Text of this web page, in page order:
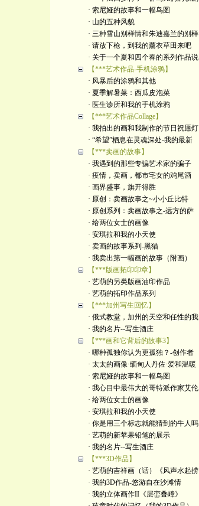
· 索尼娅的故事和一幅鸟图
· 山的五种风貌
· 三种雪山别样情和朱迪嘉兰的别样
· 请放下枪，到我的薰衣草田来吧
· 关于一个夏和四个春的系列作品说
【***艺术作品-手机涂鸦】
· 风暴后的涂鸦和其他
· 夏季解暑菜：西瓜皮泡菜
· 医生诊所和我的手机涂鸦
【***艺术作品Collage】
· 我拍出的画和我制作的节日祝愿灯
· “希望”栖息在灵魂深处-我的最新
【***卖画的故事】
· 我遇到的那些专骗艺术家的骗子
· 疫情，卖画，都市宅女的鸡尾酒
· 画界盛事，旗开得胜
· 原创：卖画故事之~小小丘比特
· 原创系列：卖画故事之-远方的萨
· 给两位女士的画像
· 安琪拉和我的小天使
· 卖画的故事系列-黑猫
· 我卖出第一幅画的故事（附画）
【***版画拓印印章】
· 艺萌的另类版画油印作品
· 艺萌的拓印作品系列
【***加州写生回忆】
· 俄式教堂，加州的天空和任性的我
· 我的名片--写生酒庄
【***画和它背后的故事3】
· 哪种孤独你认为更孤独？-创作者
· 太太的画像·缅甸人丹佐·爱和温暖
· 索尼娅的故事和一幅鸟图
· 我心目中最伟大的哥特派作家艾伦
· 给两位女士的画像
· 安琪拉和我的小天使
· 你是用三个标志就能猜到的牛人吗
· 艺萌的新苹果铅笔的展示
· 我的名片--写生酒庄
【***3D作品】
· 艺萌的吉祥画（话）《风声水起捞
· 我的3D作品-悠游自在沙滩情
· 我的立体画作II《层峦叠嶂》